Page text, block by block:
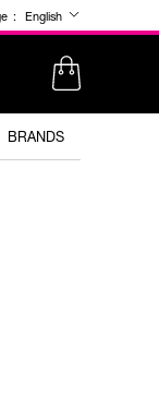
: English
BRANDS